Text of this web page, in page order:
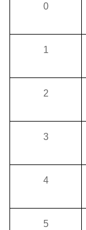
0
1
2
3
4
5